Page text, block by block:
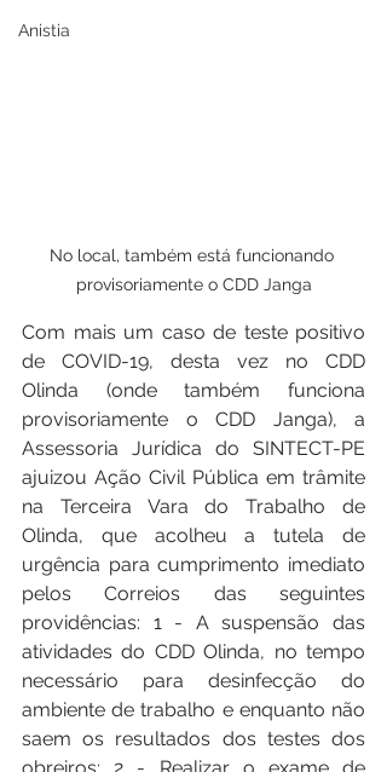
Anistia
No local, também está funcionando
provisoriamente o CDD Janga
Com mais um caso de teste positivo
de COVID-19, desta vez no CDD
Olinda (onde também funciona
provisoriamente o CDD Janga), a
Assessoria Jurídica do SINTECT-PE
ajuizou Ação Civil Pública em trâmite
na Terceira Vara do Trabalho de
Olinda, que acolheu a tutela de
urgência para cumprimento imediato
pelos Correios das seguintes
providências: 1 - A suspensão das
atividades do CDD Olinda, no tempo
necessário para desinfecção do
ambiente de trabalho e enquanto não
saem os resultados dos testes dos
obreiros; 2 - Realizar o exame de